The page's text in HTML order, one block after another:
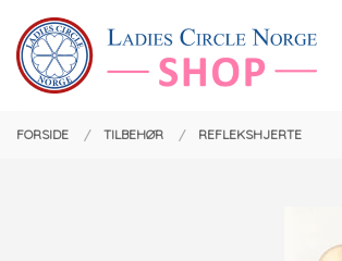
innholdet
PRODUKTER
Lukk
FORSIDE TILBEHØR REFLEKSHJERTE